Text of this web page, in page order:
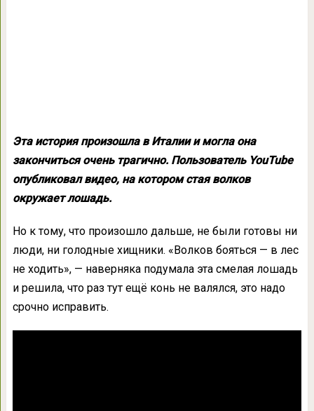
Эта история произошла в Италии и могла она
закончиться очень трагично. Пользователь YouTube
опубликовал видео, на котором стая волков
окружает лошадь.
Но к тому, что произошло дальше, не были готовы ни
люди, ни голодные хищники. «Волков бояться — в лес
не ходить», — наверняка подумала эта смелая лошадь
и решила, что раз тут ещё конь не валялся, это надо
срочно исправить.